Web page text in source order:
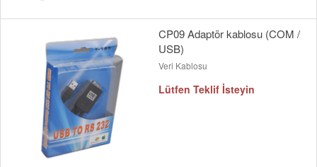
CP09 Adaptör kablosu (COM /
USB)
Veri Kablosu
Lütfen Teklif İsteyin